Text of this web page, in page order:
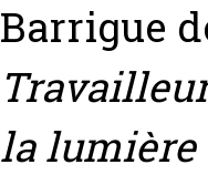
Barrigue
la lumière